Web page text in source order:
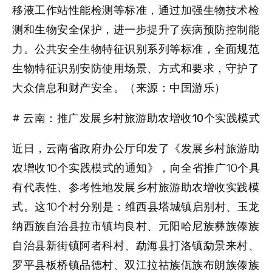
移液工作站性能检测等标准，通过加强生物技术检
测和生物安全保护，进一步提升了疾病预防控制能
力。公共安全生物特征识别系列等标准，全面规范
生物特征识别安防使用场景、方式和要求，守护了
大众信息和财产安全。（来源：中国游乐）
# 云南：推广发展乡村旅游助农增收10个实践模式
近日，云南省政府办公厅印发了《发展乡村旅游助
农增收10个实践模式的通知》，向全省推广10个具
有代表性、参考性地发展乡村旅游助农增收实践模
式。这10个村分别是：维西县塔城镇启别村、玉龙
纳西族自治县拉市镇均良村、元阳哈尼族彝族傣族
自治县新街镇阿者科村、勐海县打洛镇勐景来村、
罗平县板桥镇品德村、双江拉祜族佤族布朗族傣族